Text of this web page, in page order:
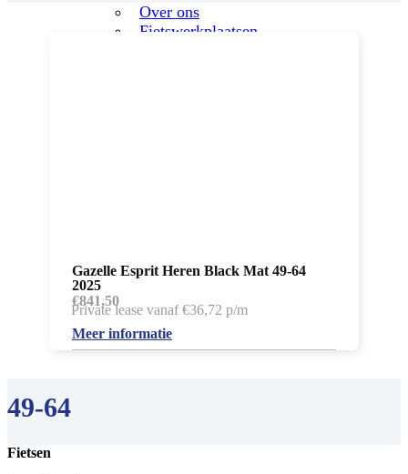
Over ons
Fietswerkplaatsen
Private lease
Actueel
Contact
Gazelle Esprit Heren Black Mat 49-64
2025
€841,50
Private lease vanaf €36,72 p/m
Meer informatie
49-64
Fietsen